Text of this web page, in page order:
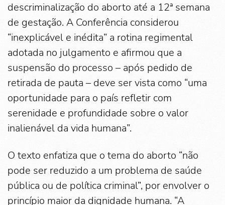
descriminalização do aborto até a 12ª semana
de gestação. A Conferência considerou
“inexplicável e inédita” a rotina regimental
adotada no julgamento e afirmou que a
suspensão do processo – após pedido de
retirada de pauta – deve ser vista como “uma
oportunidade para o país refletir com
serenidade e profundidade sobre o valor
inalienável da vida humana”.
O texto enfatiza que o tema do aborto “não
pode ser reduzido a um problema de saúde
pública ou de política criminal”, por envolver o
princípio maior da dignidade humana. “A